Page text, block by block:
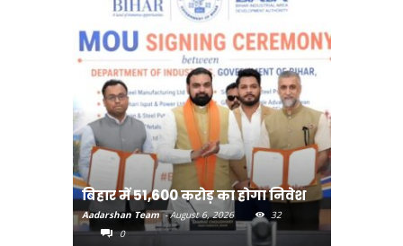
बिहार में 51,600 करोड़ का होगा निवेश
Aadarshan Team - August 6, 2026
32
0